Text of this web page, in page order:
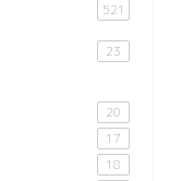
521
23
20
17
18